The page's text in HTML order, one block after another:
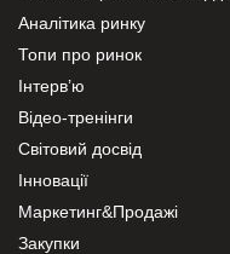
Аналітика ринку
Топи про ринок
Інтерв’ю
Відео-тренінги
Світовий досвід
Інновації
Маркетинг&Продажі
Закупки